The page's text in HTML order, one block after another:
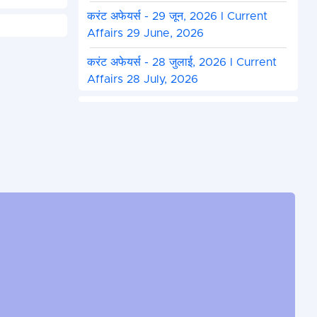
करंट अफेयर्स - 29 जून, 2026 I Current
Affairs 29 June, 2026
करंट अफेयर्स - 28 जुलाई, 2026 I Current
Affairs 28 July, 2026